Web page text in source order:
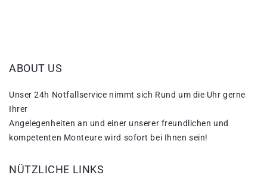
ABOUT US
Unser 24h Notfallservice nimmt sich Rund um die Uhr gerne
Ihrer
Angelegenheiten an und einer unserer freundlichen und
kompetenten Monteure wird sofort bei Ihnen sein!
NÜTZLICHE LINKS